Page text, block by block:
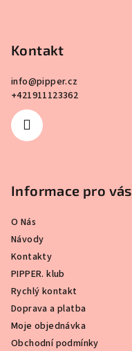
Kontakt
info@pipper.cz
+421911123362
Informace pro vás
O Nás
Návody
Kontakty
PIPPER. klub
Rychlý kontakt
Doprava a platba
Moje objednávka
Obchodní podmínky